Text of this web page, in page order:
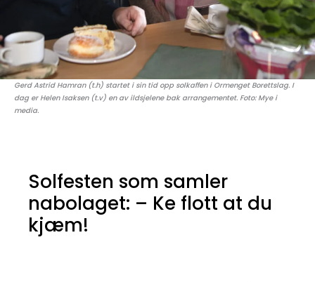
Gerd Astrid Hamran (t.h) startet i sin tid opp solkaffen i Ormenget Borettslag. I
dag er Helen Isaksen (t.v) en av ildsjelene bak arrangementet. Foto: Mye i
media.
Solfesten som samler
nabolaget: – Ke flott at du
kjæm!